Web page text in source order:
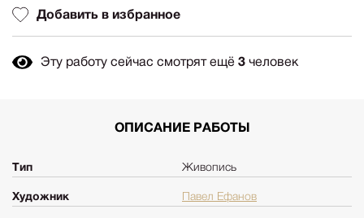
ОПИСАНИЕ РАБОТЫ
Тип Живопись
Художник Павел Ефанов
Добавить в избранное
Эту работу сейчас смотрят ещё 3 человек